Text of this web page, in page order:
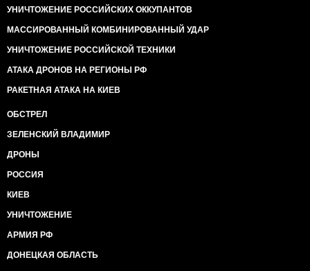
УНИЧТОЖЕНИЕ РОССИЙСКИХ ОККУПАНТОВ
МАССИРОВАННЫЙ КОМБИНИРОВАННЫЙ УДАР
УНИЧТОЖЕНИЕ РОССИЙСКОЙ ТЕХНИКИ
АТАКА ДРОНОВ НА РЕГИОНЫ РФ
РАКЕТНАЯ АТАКА НА КИЕВ
ОБСТРЕЛ
ЗЕЛЕНСКИЙ ВЛАДИМИР
ДРОНЫ
РОССИЯ
КИЕВ
УНИЧТОЖЕНИЕ
АРМИЯ РФ
ДОНЕЦКАЯ ОБЛАСТЬ